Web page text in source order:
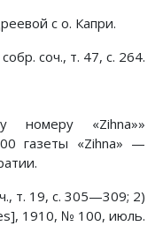
с о. Капри.
соч., т. 47, с. 264.
номеру «Zihna»»
газеты «Zihna» —
т. 19, с. 305—309; 2)
1910, № 100, июль.